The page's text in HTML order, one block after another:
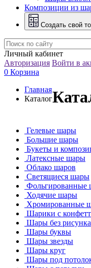
Композиции из
Создать свой
Личный кабинет
Авторизация Войти в
0 Корзина
Главная
Каталог
Гелевые шары
Большие шары
Букеты и
Латексные шары
Облако шаров
Светящиеся шары
Фольгированные
Ходячие шары
Хромированные
Шарики с
Шары без рисунка
Шары буквы
Шары звезды
Шары круг
Шары под